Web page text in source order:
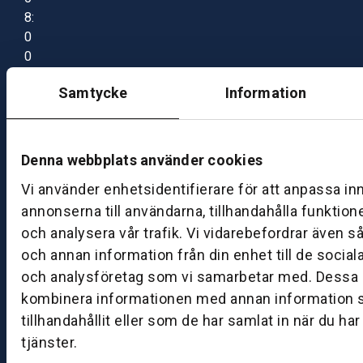
Samtycke Information
Denna webbplats använder cookies
Vi använder enhetsidentifierare för att anpassa
annonserna till användarna, tillhandahålla
och analysera vår trafik. Vi vidarebefordrar även
och annan information från din enhet till de
och analysföretag som vi samarbetar med. Dessa
kombinera informationen med annan information
tillhandahållit eller som de har samlat in när du
tjänster.
8:
0
0
7:
0
B
S
k
ö
v
d